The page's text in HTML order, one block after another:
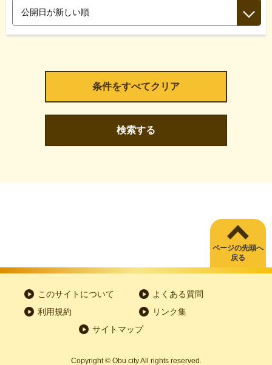
検索する
ページの先頭へ
戻る
このサイトについて
よくある質問
利用規約
リンク集
サイトマップ
Copyright © Obu city All rights reserved.